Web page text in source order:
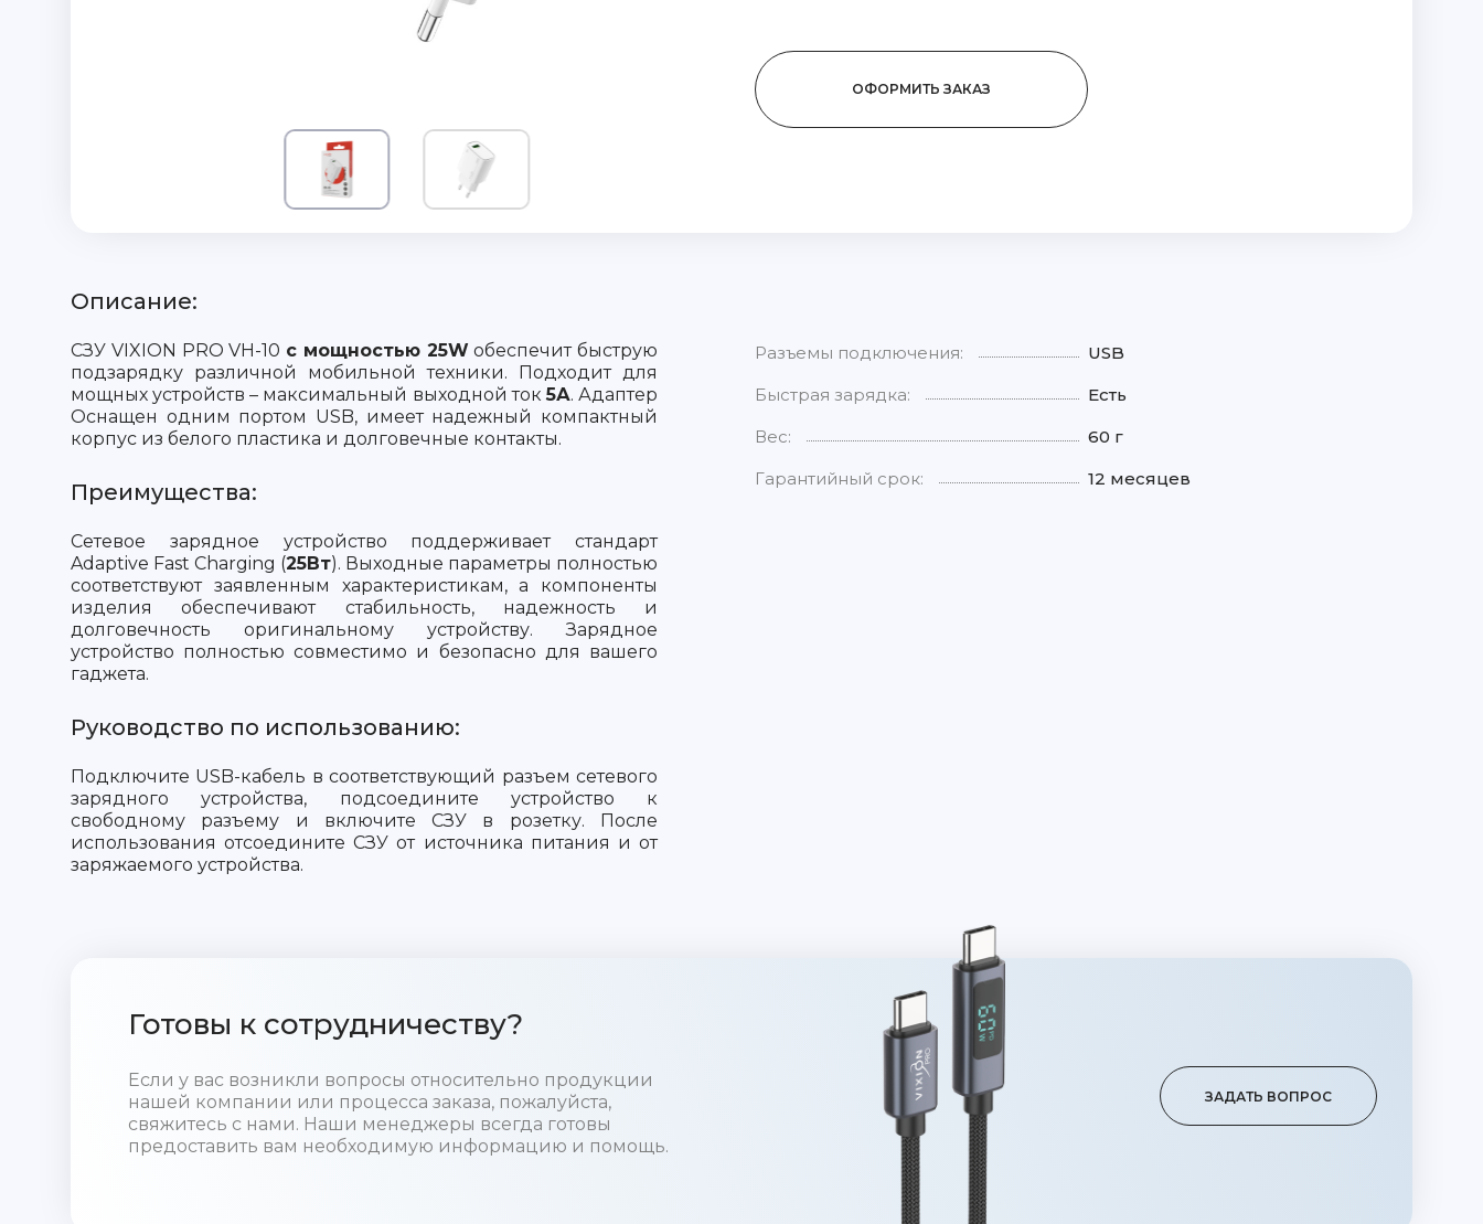
ОФОРМИТЬ ЗАКАЗ
Описание:
СЗУ VIXION PRO VH-10 с мощностью 25W обеспечит быструю
подзарядку различной мобильной техники. Подходит для
мощных устройств – максимальный выходной ток5А. Адаптер
Оснащен одним портом USB, имеет надежный компактный
корпус из белого пластика и долговечные контакты.
Преимущества:
Сетевое зарядное устройство поддерживает стандарт
Adaptive Fast Charging (25Вт). Выходные параметры полностью
соответствуют заявленным характеристикам, а компоненты
изделия обеспечивают стабильность, надежность и
долговечность оригинальному устройству. Зарядное
устройство полностью совместимо и безопасно для вашего
гаджета.
Руководство по использованию:
Подключите USB-кабель в соответствующий разъем сетевого
зарядного устройства, подсоедините устройство к
свободному разъему и включите СЗУ в розетку. После
использования отсоедините СЗУ от источника питания и от
заряжаемого устройства.
Разъемы подключения:
USB
Быстрая зарядка:
Есть
Вес:
60 г
Гарантийный срок:
12 месяцев
Готовы к сотрудничеству?
Если у вас возникли вопросы относительно продукции
нашей компании или процесса заказа, пожалуйста,
свяжитесь с нами. Наши менеджеры всегда готовы
предоставить вам необходимую информацию и помощь.
ЗАДАТЬ ВОПРОС